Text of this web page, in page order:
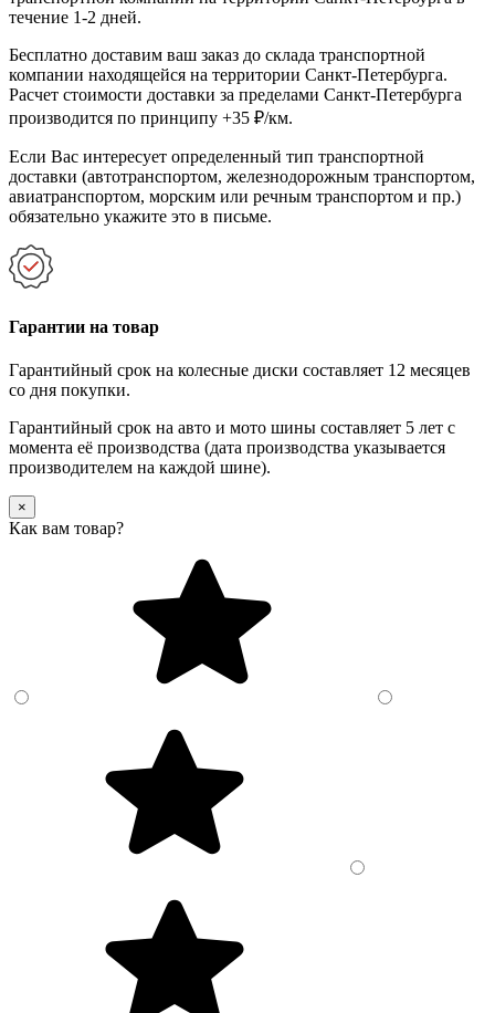
течение 1-2 дней.
Бесплатно доставим ваш заказ до склада транспортной
компании находящейся на территории Санкт-Петербурга.
Расчет стоимости доставки за пределами Санкт-Петербурга
производится по принципу +35 ₽/км.
Если Вас интересует определенный тип транспортной
доставки (автотранспортом, железнодорожным транспортом,
авиатранспортом, морским или речным транспортом и пр.)
обязательно укажите это в письме.
Гарантии на товар
Гарантийный срок на колесные диски составляет 12 месяцев
со дня покупки.
Гарантийный срок на авто и мото шины составляет 5 лет с
момента её производства (дата производства указывается
производителем на каждой шине).
×
Как вам товар?